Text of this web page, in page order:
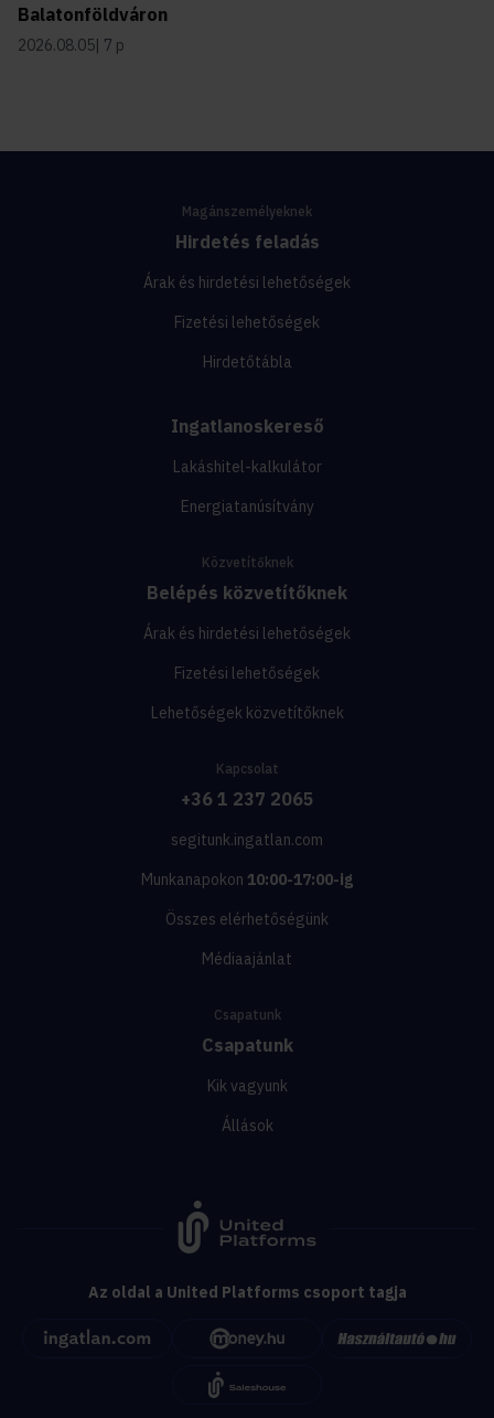
Balatonföldváron
2026.08.05 7 p
Magánszemélyeknek
Hirdetés feladás
Árak és hirdetési lehetőségek
Fizetési lehetőségek
Hirdetőtábla
Ingatlanoskereső
Lakáshitel-kalkulátor
Energiatanúsítvány
Közvetítőknek
Belépés közvetítőknek
Árak és hirdetési lehetőségek
Fizetési lehetőségek
Lehetőségek közvetítőknek
Kapcsolat
+36 1 237 2065
segitunk.ingatlan.com
Munkanapokon 10:00-17:00-ig
Összes elérhetőségünk
Médiaajánlat
Csapatunk
Csapatunk
Kik vagyunk
Állások
Az oldal a United Platforms csoport tagja